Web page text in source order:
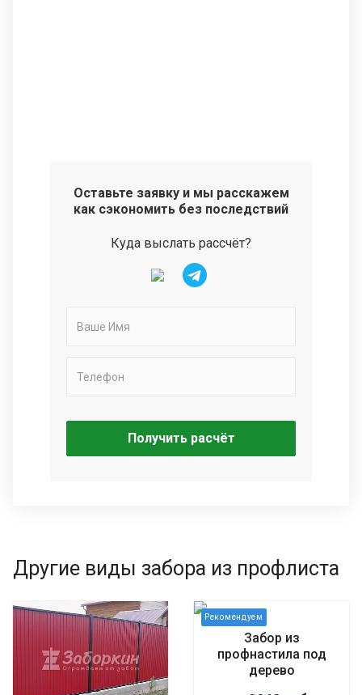
Оставьте заявку и мы расскажем
как сэкономить без последствий
Куда выслать рассчёт?
Получить расчёт
Другие виды забора из профлиста
Забор из
профнастила под
дерево